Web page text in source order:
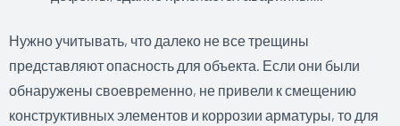
Нужно учитывать, что далеко не все трещины
представляют опасность для объекта. Если они были
обнаружены своевременно, не привели к смещению
конструктивных элементов и коррозии арматуры, то для